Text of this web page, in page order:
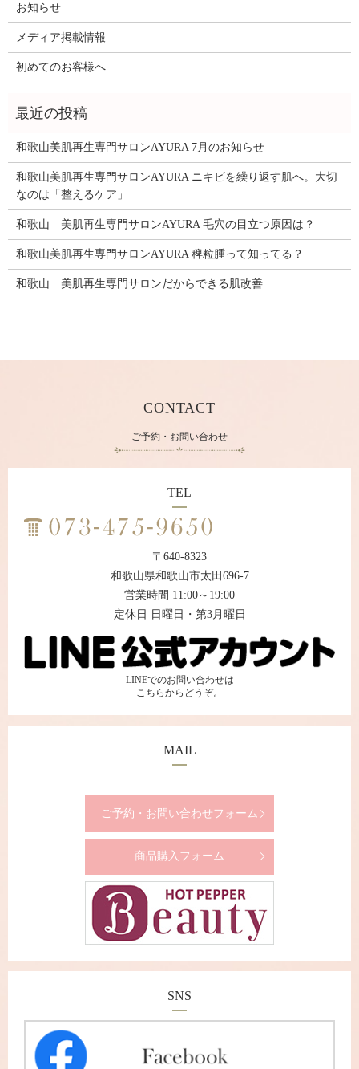
お知らせ
メディア掲載情報
初めてのお客様へ
和歌山美肌再生専門サロンAYURA 7月のお知らせ
和歌山美肌再生専門サロンAYURA ニキビを繰り返す肌へ。大切
なのは「整えるケア」
和歌山 美肌再生専門サロンAYURA 毛穴の目立つ原因は？
和歌山美肌再生専門サロンAYURA 稗粒腫って知ってる？
和歌山 美肌再生専門サロンだからできる肌改善
CONTACT
ご予約・お問い合わせ
TEL
〒640-8323
和歌山県和歌山市太田696-7
営業時間 11:00～19:00
定休日 日曜日・第3月曜日
LINEでのお問い合わせは
こちらからどうぞ。
MAIL
ご予約・お問い合わせフォーム
商品購入フォーム
SNS